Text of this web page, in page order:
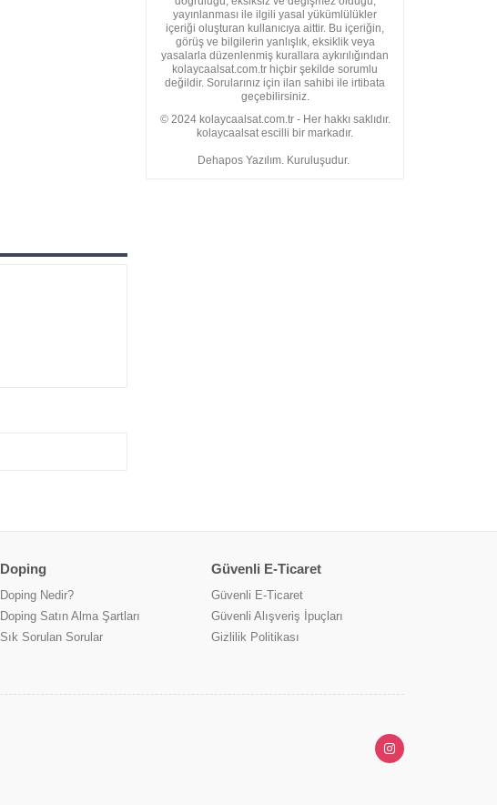
yayınlanması ile ilgili yasal yükümlülükler
içeriği oluşturan kullanıcıya aittir. Bu içeriğin,
görüş ve bilgilerin yanlışlık, eksiklik veya
yasalarla düzenlenmiş kurallara aykırılığından
kolaycaalsat.com.tr hiçbir şekilde sorumlu
değildir. Sorularınız için ilan sahibi ile irtibata
geçebilirsiniz.
© 2024 kolaycaalsat.com.tr - Her hakkı saklıdır.
kolaycaalsat escilli bir markadır.
Dehapos Yazılım. Kuruluşudur.
Doping
Doping Nedir?
Doping Satın Alma Şartları
Sık Sorulan Sorular
Güvenli E-Ticaret
Güvenli E-Ticaret
Güvenli Alışveriş İpuçları
Gizlilik Politikası